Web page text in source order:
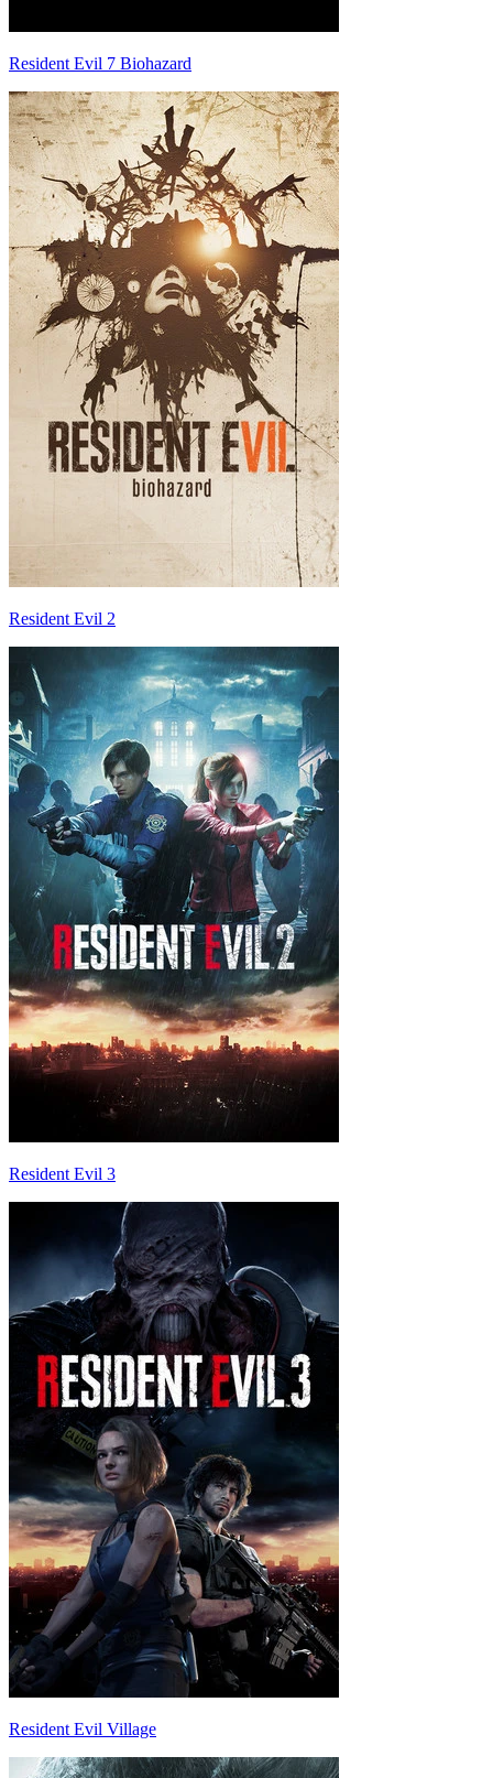
Resident Evil 7 Biohazard
Resident Evil 2
Resident Evil 3
Resident Evil Village